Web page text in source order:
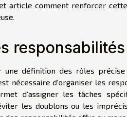
article comment renforcer
responsabilités
une définition des rôles
nécessaire d’organiser les
d’assigner les tâches
les doublons ou les